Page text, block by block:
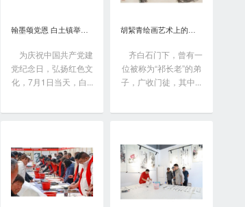
翰墨颂党恩 白土镇举办书画笔会庆“七一”
为庆祝中国共产党建
党纪念日，弘扬红色文
化，7月1日当天，白...
胡絜青绘画艺术上的精深造诣从何而来?
齐白石门下，曾有一
位被称为“祁长老”的弟
子，广收门徒，其中...